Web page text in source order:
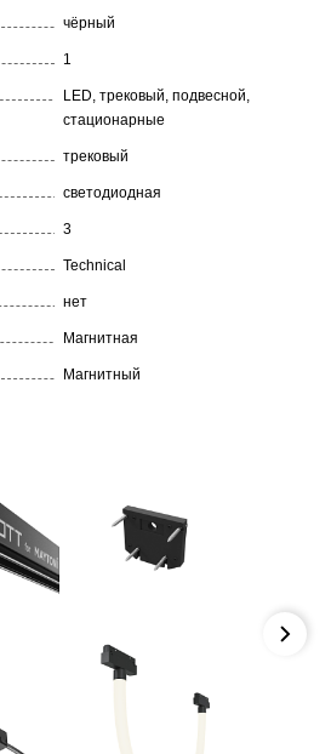
чёрный
1
LED, трековый, подвесной,
стационарные
трековый
светодиодная
3
Technical
нет
Магнитная
Магнитный